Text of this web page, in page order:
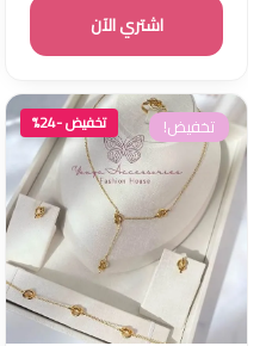
اشتري الآن
تخفيض! تخفيض -24%